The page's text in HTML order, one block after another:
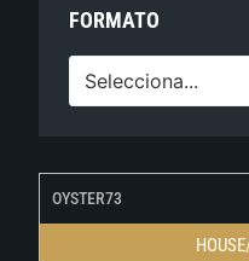
FORMATO
Selecciona...
OYSTER73